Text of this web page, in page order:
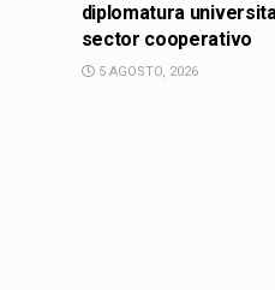
diplomatura
sector cooperativo
5 AGOSTO, 2026